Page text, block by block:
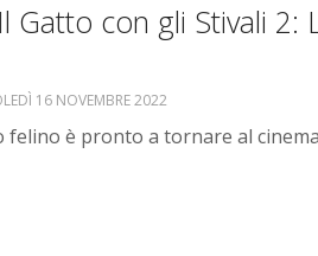
Gatto con gli Stivali 2:
16 NOVEMBRE 2022
felino è pronto a tornare al